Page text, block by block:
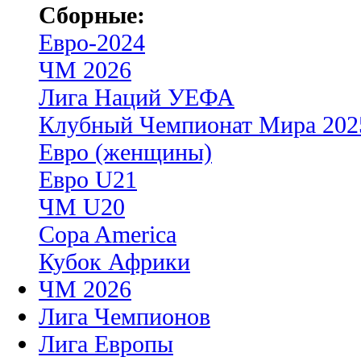
Сборные:
Евро-2024
ЧМ 2026
Лига Наций УЕФА
Клубный Чемпионат Мира
Евро (женщины)
Евро U21
ЧМ U20
Copa America
Кубок Африки
ЧМ 2026
Лига Чемпионов
Лига Европы